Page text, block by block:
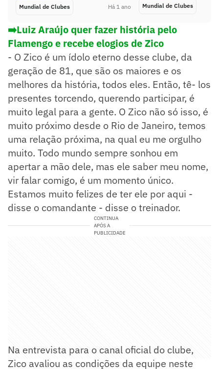
Mundial de Clubes Há 1 ano Mundial de Clubes
➡️Luiz Araújo quer fazer história pelo
Flamengo e recebe elogios de Zico
- O Zico é um ídolo eterno desse clube, da
geração de 81, que são os maiores e os
melhores da história, todos eles. Então, tê- los
presentes torcendo, querendo participar, é
muito legal para a gente. O Zico não só isso, é
muito próximo desde o Rio de Janeiro, temos
uma relação próxima, na qual eu me orgulho
muito. Todo mundo sempre sonhou em
apertar a mão dele, mas ele saber meu nome,
vir falar comigo, é um momento único.
Estamos muito felizes de ter ele por aqui -
disse o comandante - disse o treinador.
CONTINUA
APÓS A
PUBLICIDADE
Na entrevista para o canal oficial do clube,
Zico avaliou as condições da equipe neste